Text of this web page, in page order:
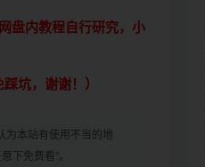
盘内教程自行研究，小
坑，谢谢！）
为本站有使用不当的地
下免费看”。